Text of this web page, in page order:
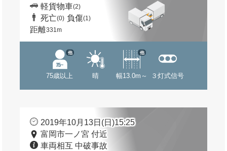
軽貨物車(2)
死亡(0) 負傷(1)
距離331m
75歳以上
他
晴 幅13.0m～
他
３灯式信号
2019年10月13日(日)15:25
富岡市一ノ宮 付近
車両相互 中破事故